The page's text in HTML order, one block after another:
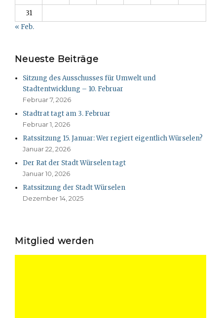
31
« Feb.
Neueste Beiträge
Sitzung des Ausschusses für Umwelt und
Stadtentwicklung – 10. Februar
Februar 7, 2026
Stadtrat tagt am 3. Februar
Februar 1, 2026
Ratssitzung 15. Januar: Wer regiert eigentlich Würselen?
Januar 22, 2026
Der Rat der Stadt Würselen tagt
Januar 10, 2026
Ratssitzung der Stadt Würselen
Dezember 14, 2025
Mitglied werden